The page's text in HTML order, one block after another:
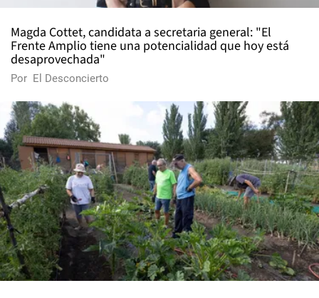
Magda Cottet, candidata a secretaria general: "El
Frente Amplio tiene una potencialidad que hoy está
desaprovechada"
Por El Desconcierto